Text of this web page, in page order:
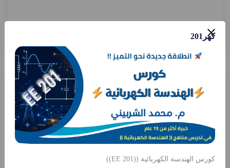
كهر201
كورس الهندسة الكهربائية ((EE 201))